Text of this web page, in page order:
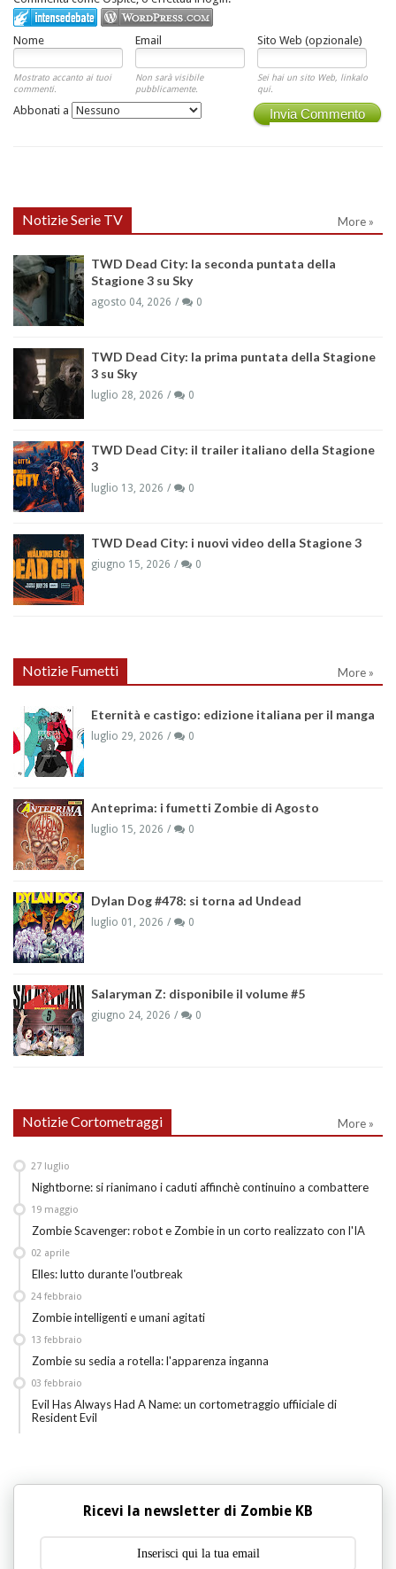
Nome Email Sito Web (opzionale)
Mostrato accanto ai tuoi
commenti.
Non sarà visibile
pubblicamente.
Sei hai un sito Web, linkalo
qui.
Invia Commento
Abbonati a
Notizie Serie TV More »
TWD Dead City: la seconda puntata della
Stagione 3 su Sky
agosto 04, 2026 0
TWD Dead City: la prima puntata della Stagione
3 su Sky
luglio 28, 2026 0
TWD Dead City: il trailer italiano della Stagione
3
luglio 13, 2026 0
TWD Dead City: i nuovi video della Stagione 3
giugno 15, 2026 0
Notizie Fumetti More »
Eternità e castigo: edizione italiana per il manga
luglio 29, 2026 0
Anteprima: i fumetti Zombie di Agosto
luglio 15, 2026 0
Dylan Dog #478: si torna ad Undead
luglio 01, 2026 0
Salaryman Z: disponibile il volume #5
giugno 24, 2026 0
Notizie Cortometraggi More »
Nightborne: si rianimano i caduti affinchè continuino a combattere
27 luglio
Zombie Scavenger: robot e Zombie in un corto realizzato con l'IA
19 maggio
Elles: lutto durante l'outbreak
02 aprile
Zombie intelligenti e umani agitati
24 febbraio
Zombie su sedia a rotella: l'apparenza inganna
13 febbraio
Evil Has Always Had A Name: un cortometraggio uffiiciale di
Resident Evil
03 febbraio
Ricevi la newsletter di Zombie KB